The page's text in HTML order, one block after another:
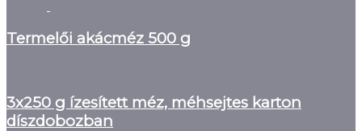
Termelői akácméz 500 g
3x250 g ízesített méz, méhsejtes karton
díszdobozban